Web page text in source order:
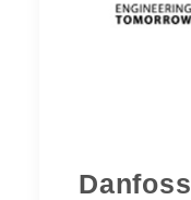
Danfoss